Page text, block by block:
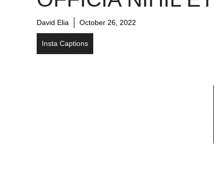
David Elia October 26, 2022
Insta Captions